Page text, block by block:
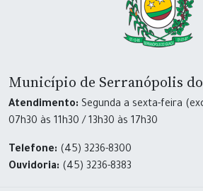
Município de Serranópolis
Atendimento: Segunda a sexta-feira
07h30 às 11h30 / 13h30 às 17h30
Telefone: (45) 3236-8300
Ouvidoria: (45) 3236-8383